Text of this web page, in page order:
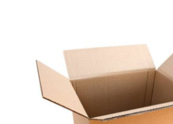
AJOUTER AU PANIER